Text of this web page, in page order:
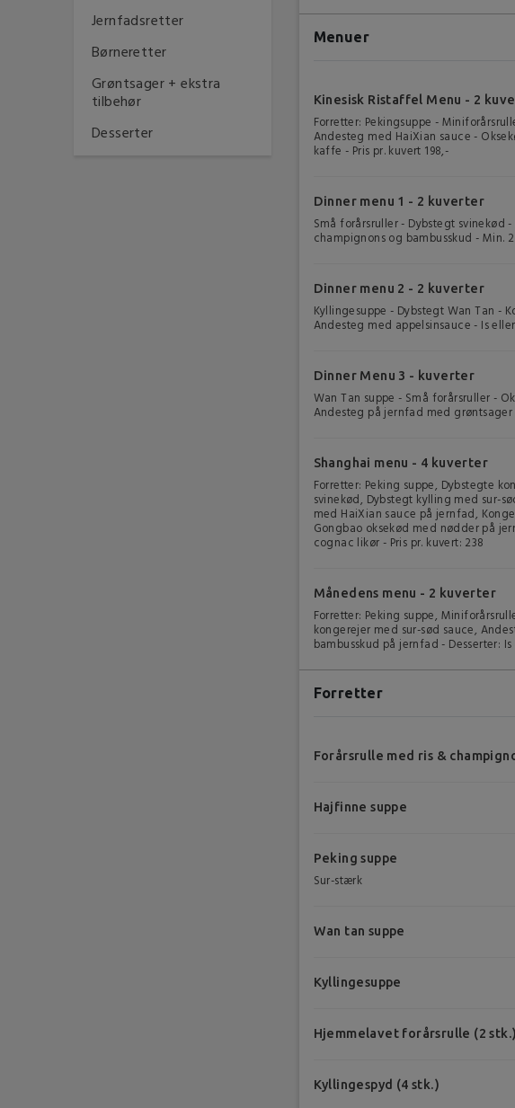
Jernfadsretter
Børneretter
Grøntsager + ekstra
tilbehør
Desserter
Menuer
Kinesisk Ristaffel Menu - 2
Forretter: Pekingsuppe -
Andesteg med HaiXian sauce -
kaffe - Pris pr. kuvert 198,-
Dinner menu 1 - 2 kuverter
Små forårsruller - Dybstegt svinekød
champignons og bambusskud - Min.
Dinner menu 2 - 2 kuverter
Kyllingesuppe - Dybstegt Wan Tan -
Andesteg med appelsinsauce - Is
Dinner Menu 3 - kuverter
Wan Tan suppe - Små forårsruller -
Andesteg på jernfad med grøntsager
Shanghai menu - 4 kuverter
Forretter: Peking suppe, Dybstegte
svinekød, Dybstegt kylling med sur-
med HaiXian sauce på jernfad,
Gongbao oksekød med nødder på
cognac likør - Pris pr. kuvert: 238
Månedens menu - 2 kuverter
Forretter: Peking suppe,
kongerejer med sur-sød sauce,
bambusskud på jernfad - Desserter:
Forretter
Forårsrulle med ris &
Hajfinne suppe
Peking suppe
Sur-stærk
Wan tan suppe
Kyllingesuppe
Hjemmelavet forårsrulle (2 stk.)
Kyllingespyd (4 stk.)